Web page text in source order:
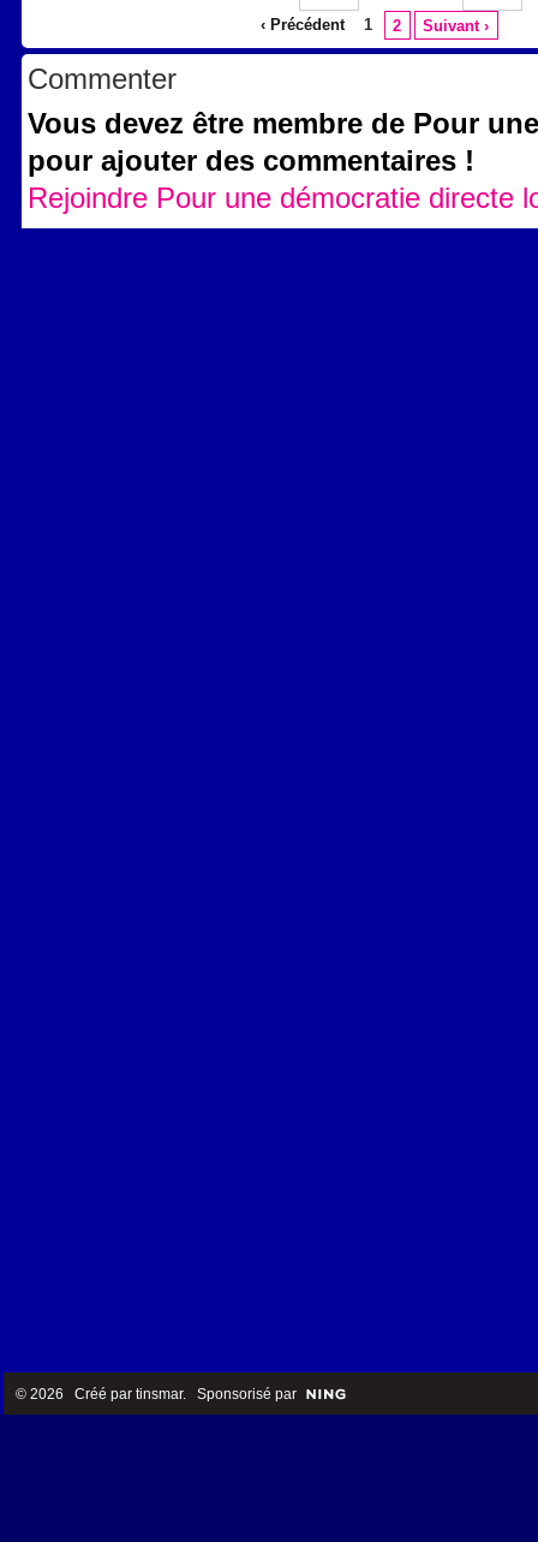
‹ Précédent 1 2 Suivant ›
Commenter
Vous devez être membre de Pour
pour ajouter des commentaires !
Rejoindre Pour une démocratie directe
© 2026 Créé par tinsmar. Sponsorisé par